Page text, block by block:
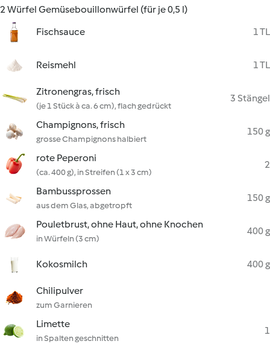
2 Würfel Gemüsebouillonwürfel (für je 0,5 l)
Fischsauce
1 TL
Reismehl 1 TL
Zitronengras, frisch
(je 1 Stück à ca. 6 cm), flach gedrückt
3 Stängel
Champignons, frisch
grosse Champignons halbiert
150 g
rote Peperoni
(ca. 400 g), in Streifen (1 x 3 cm)
2
Bambussprossen
aus dem Glas, abgetropft
150 g
Pouletbrust, ohne Haut, ohne Knochen
in Würfeln (3 cm)
400 g
Kokosmilch 400 g
Chilipulver
zum Garnieren
Limette
in Spalten geschnitten
1